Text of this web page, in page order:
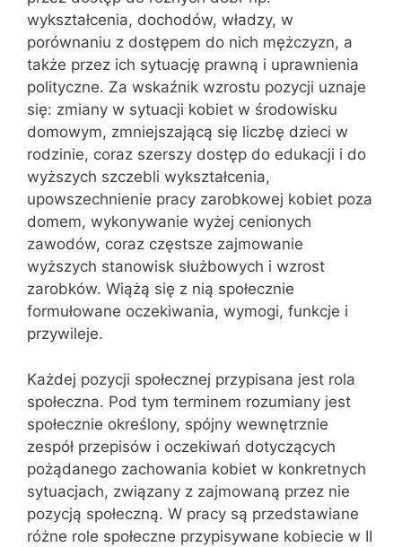
wykształcenia, dochodów, władzy, w
porównaniu z dostępem do nich mężczyzn, a
także przez ich sytuację prawną i uprawnienia
polityczne. Za wskaźnik wzrostu pozycji uznaje
się: zmiany w sytuacji kobiet w środowisku
domowym, zmniejszającą się liczbę dzieci w
rodzinie, coraz szerszy dostęp do edukacji i do
wyższych szczebli wykształcenia,
upowszechnienie pracy zarobkowej kobiet poza
domem, wykonywanie wyżej cenionych
zawodów, coraz częstsze zajmowanie
wyższych stanowisk służbowych i wzrost
zarobków. Wiążą się z nią społecznie
formułowane oczekiwania, wymogi, funkcje i
przywileje.
Każdej pozycji społecznej przypisana jest rola
społeczna. Pod tym terminem rozumiany jest
społecznie określony, spójny wewnętrznie
zespół przepisów i oczekiwań dotyczących
pożądanego zachowania kobiet w konkretnych
sytuacjach, związany z zajmowaną przez nie
pozycją społeczną. W pracy są przedstawiane
różne role społeczne przypisywane kobiecie w II